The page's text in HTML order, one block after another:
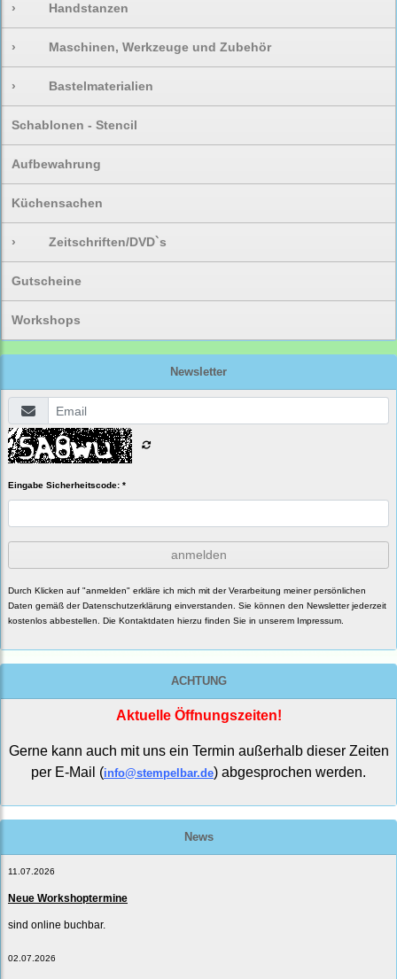
› Handstanzen
› Maschinen, Werkzeuge und Zubehör
› Bastelmaterialien
Schablonen - Stencil
Aufbewahrung
Küchensachen
› Zeitschriften/DVD`s
Gutscheine
Workshops
Newsletter
Eingabe Sicherheitscode: *
anmelden
Durch Klicken auf "anmelden" erkläre ich mich mit der Verarbeitung meiner persönlichen
Daten gemäß derDatenschutzerklärung einverstanden. Sie können den Newsletter jederzeit
kostenlos abbestellen. Die Kontaktdaten hierzu finden Sie in unserem Impressum.
ACHTUNG
Aktuelle Öffnungszeiten!
Gerne kann auch mit uns ein Termin außerhalb dieser Zeiten
per E-Mail (info@stempelbar.de) abgesprochen werden.
News
11.07.2026
Neue Workshoptermine
sind online buchbar.
02.07.2026